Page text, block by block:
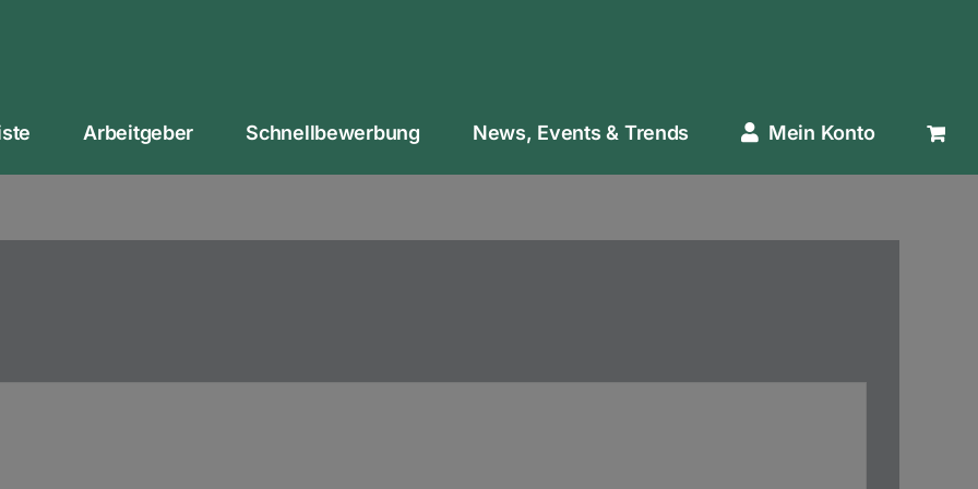
Arbeitgeber Schnellbewerbung News, Events & Trends Mein Konto